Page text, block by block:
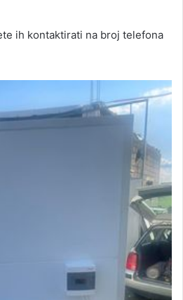
ih kontaktirati na broj telefona